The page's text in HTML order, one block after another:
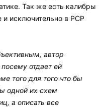
Так же есть калибры
исключительно в PCP
автор
отдает ей
того для того что бы
одной их схем
а описать все